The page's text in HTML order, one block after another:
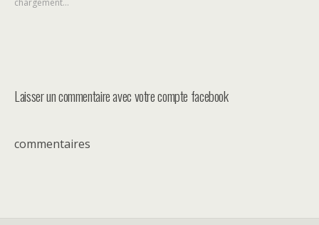
chargement…
Laisser un commentaire avec votre compte facebook
commentaires